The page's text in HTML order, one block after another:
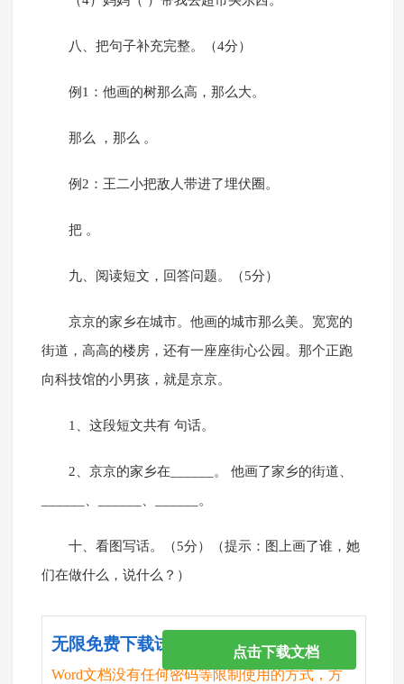
八、把句子补充完整。（4分）
例1：他画的树那么高，那么大。
那么 ，那么 。
例2：王二小把敌人带进了埋伏圈。
把 。
九、阅读短文，回答问题。（5分）
京京的家乡在城市。他画的城市那么美。宽宽的
街道，高高的楼房，还有一座座街心公园。那个正跑
向科技馆的小男孩，就是京京。
1、这段短文共有 句话。
2、京京的家乡在______。 他画了家乡的街道、
______、______、______。
十、看图写话。（5分）（提示：图上画了谁，她
们在做什么，说什么？）
无限免费下载试卷
Word文档没有任何密码等限制使用的方式，方
点击下载文档